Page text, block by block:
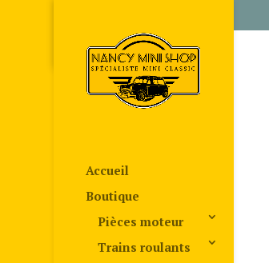
Accueil
Boutique
Pièces moteur
Trains roulants